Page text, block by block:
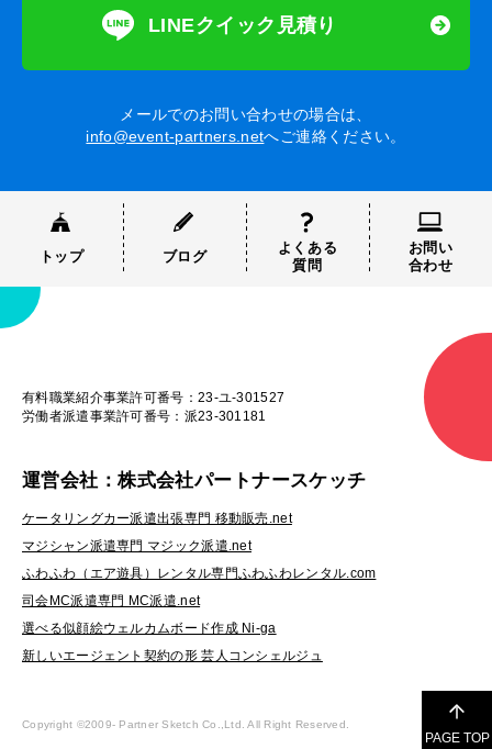
LINEクイック見積り
メールでのお問い合わせの場合は、
info@event-partners.netへご連絡ください。
トップ ブログ
よくある
質問
お問い
合わせ
有料職業紹介事業許可番号：23-ユ-301527
労働者派遣事業許可番号：派23-301181
運営会社：株式会社パートナースケッチ
ケータリングカー派遣出張専門 移動販売.net
マジシャン派遣専門 マジック派遣.net
ふわふわ（エア遊具）レンタル専門ふわふわレンタル.com
司会MC派遣専門 MC派遣.net
選べる似顔絵ウェルカムボード作成 Ni-ga
新しいエージェント契約の形 芸人コンシェルジュ
Copyright ©2009- Partner Sketch Co.,Ltd. All Right Reserved.
PAGE TOP